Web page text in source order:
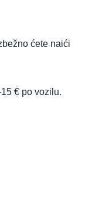
ćete naići
€ po vozilu.